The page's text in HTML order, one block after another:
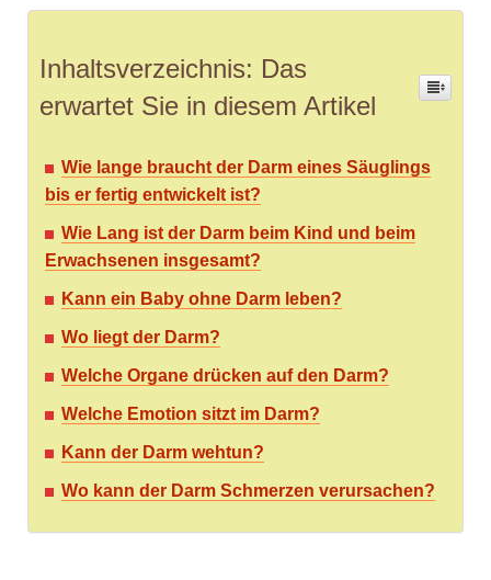
Inhaltsverzeichnis: Das
erwartet Sie in diesem Artikel
Wie lange braucht der Darm eines Säuglings
bis er fertig entwickelt ist?
Wie Lang ist der Darm beim Kind und beim
Erwachsenen insgesamt?
Kann ein Baby ohne Darm leben?
Wo liegt der Darm?
Welche Organe drücken auf den Darm?
Welche Emotion sitzt im Darm?
Kann der Darm wehtun?
Wo kann der Darm Schmerzen verursachen?